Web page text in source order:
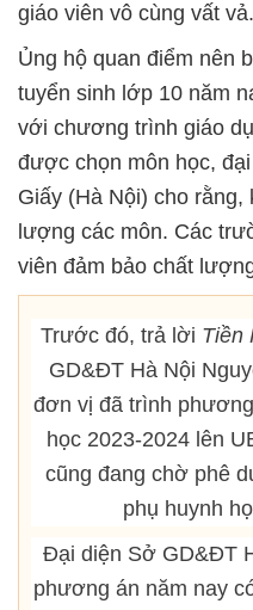
giáo viên vô cùng vất vả.
Ủng hộ quan điểm nên
tuyển sinh lớp 10 năm
với chương trình giáo
được chọn môn học,
Giấy (Hà Nội) cho
lượng các môn. Các
viên đảm bảo chất
Trước đó, trả lời Tiền
GD&ĐT Hà Nội
đơn vị đã trình
học 2023-2024 lên
cũng đang chờ phê
phụ huynh
Đại diện Sở GD&ĐT
phương án năm nay